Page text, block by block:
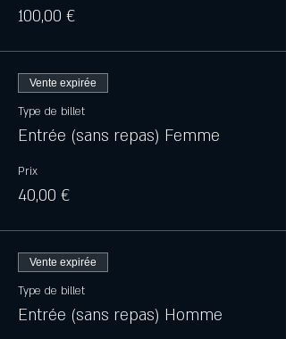
100,00 €
Vente expirée
Type de billet
Entrée (sans repas) Femme
Prix
40,00 €
Vente expirée
Type de billet
Entrée (sans repas) Homme